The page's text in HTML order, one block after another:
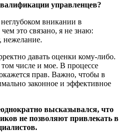
управленцев?
вникании в
это связано, я не знаю:
нежелание.
давать оценки кому-либо.
числе и мое. В процессе
прав. Важно, чтобы в
законное и эффективное
высказывался, что
не позволяют привлекать в